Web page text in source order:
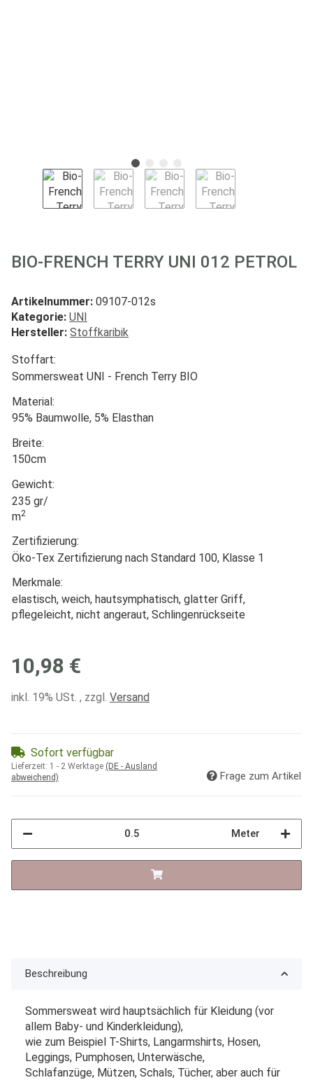
BIO-FRENCH TERRY UNI 012 PETROL
Artikelnummer: 09107-012s
Kategorie: UNI
Hersteller: Stoffkaribik
Stoffart:
Sommersweat UNI - French Terry BIO
Material:
95% Baumwolle, 5% Elasthan
Breite:
150cm
Gewicht:
235 gr/
m2
Zertifizierung:
Öko-Tex Zertifizierung nach Standard 100, Klasse 1
Merkmale:
elastisch, weich, hautsymphatisch, glatter Griff,
pflegeleicht, nicht angeraut, Schlingenrückseite
10,98 €
inkl. 19% USt. , zzgl. Versand
Sofort verfügbar
Lieferzeit: 1 - 2 Werktage (DE - Ausland
abweichend)
Frage zum Artikel
Meter
Beschreibung
Sommersweat wird hauptsächlich für Kleidung (vor
allem Baby- und Kinderkleidung),
wie zum Beispiel T-Shirts, Langarmshirts, Hosen,
Leggings, Pumphosen, Unterwäsche,
Schlafanzüge, Mützen, Schals, Tücher, aber auch für